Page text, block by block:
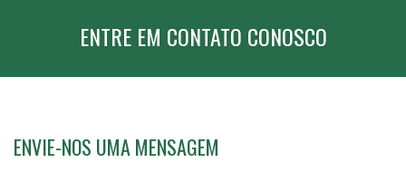
ENTRE EM CONTATO CONOSCO
ENVIE-NOS UMA MENSAGEM